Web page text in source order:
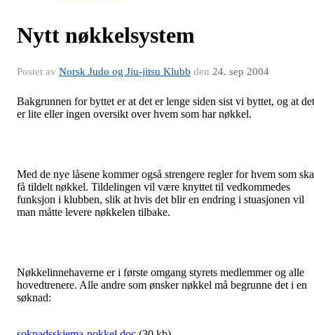
Nytt nøkkelsystem
Postet av Norsk Judo og Jiu-jitsu Klubb den 24. sep 2004
Bakgrunnen for byttet er at det er lenge siden sist vi byttet, og at det
er lite eller ingen oversikt over hvem som har nøkkel.
Med de nye låsene kommer også strengere regler for hvem som
få tildelt nøkkel. Tildelingen vil være knyttet til vedkommedes
funksjon i klubben, slik at hvis det blir en endring i stuasjonen vil
man måtte levere nøkkelen tilbake.
Nøkkelinnehaverne er i første omgang styrets medlemmer og alle
hovedtrenere. Alle andre som ønsker nøkkel må begrunne det i en
søknad: